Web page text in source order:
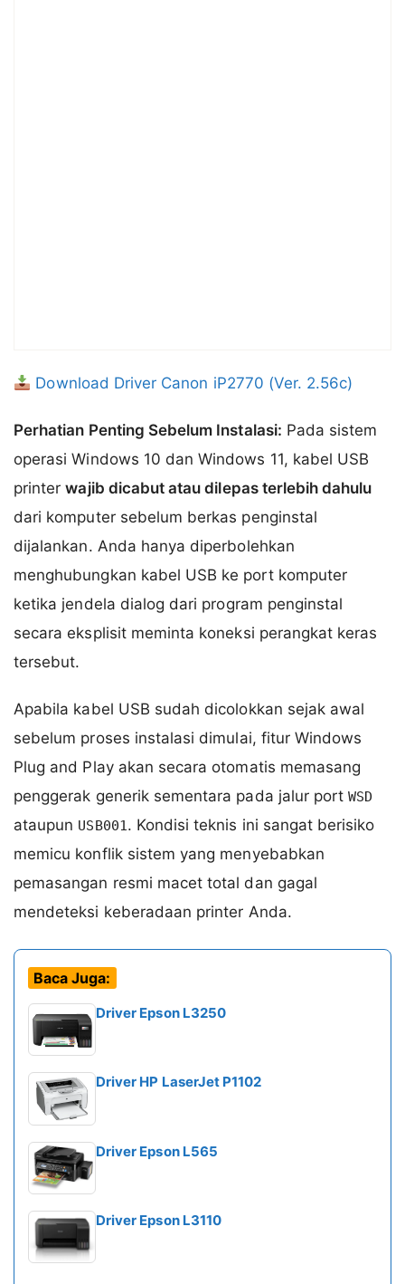
Download Driver Canon iP2770 (Ver. 2.56c)
Perhatian Penting Sebelum Instalasi: Pada sistem
operasi Windows 10 dan Windows 11, kabel USB
printerwajib dicabut atau dilepas terlebih dahulu
dari komputer sebelum berkas penginstal
dijalankan. Anda hanya diperbolehkan
menghubungkan kabel USB ke port komputer
ketika jendela dialog dari program penginstal
secara eksplisit meminta koneksi perangkat keras
tersebut.
Apabila kabel USB sudah dicolokkan sejak awal
sebelum proses instalasi dimulai, fitur Windows
Plug and Play akan secara otomatis memasang
penggerak generik sementara pada jalur portWSD
ataupun USB001. Kondisi teknis ini sangat berisiko
memicu konflik sistem yang menyebabkan
pemasangan resmi macet total dan gagal
mendeteksi keberadaan printer Anda.
Baca Juga:
Driver Epson L3250
Driver HP LaserJet P1102
Driver Epson L565
Driver Epson L3110